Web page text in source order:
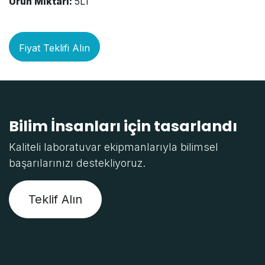
Fiyat Teklifi Alın
Bilim İnsanları için tasarlandı
Kaliteli laboratuvar ekipmanlarıyla bilimsel
başarılarınızı destekliyoruz.
Teklif Alın